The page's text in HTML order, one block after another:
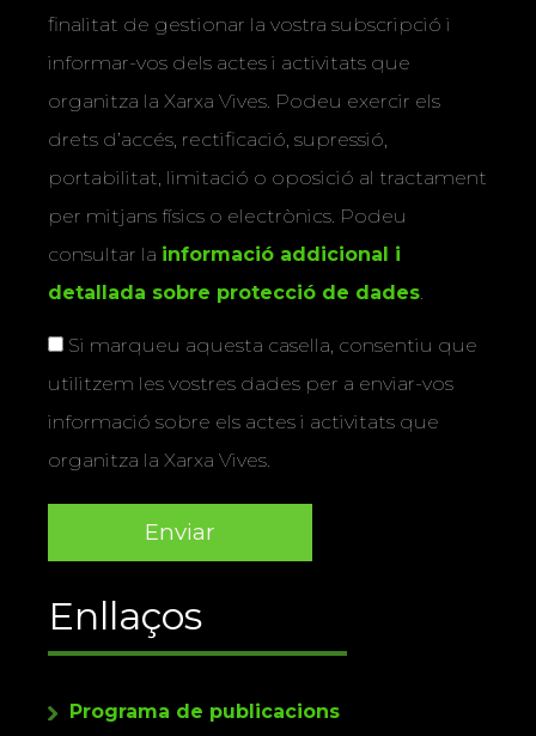
finalitat de gestionar la vostra subscripció i
informar-vos dels actes i activitats que
organitza la Xarxa Vives. Podeu exercir els
drets d’accés, rectificació, supressió,
portabilitat, limitació o oposició al tractament
per mitjans físics o electrònics. Podeu
consultar la informació addicional i
detallada sobre protecció de dades.
Si marqueu aquesta casella, consentiu que
utilitzem les vostres dades per a enviar-vos
informació sobre els actes i activitats que
organitza la Xarxa Vives.
Enllaços
Programa de publicacions